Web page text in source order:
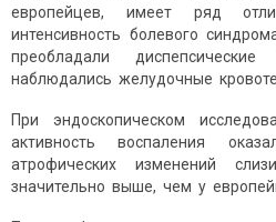
европейцев, имеет ряд
интенсивность болевого
преобладали
наблюдались желудочные
При эндоскопическом
активность воспаления
атрофических изменений
значительно выше, чем у